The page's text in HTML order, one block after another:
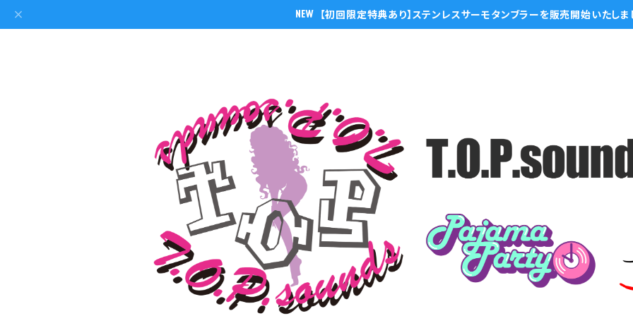
【初回限定特典あり】ステンレスサーモタンブラーを販売開始いたしま